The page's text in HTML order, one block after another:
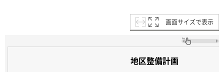
画面サイズで表示
地区整備計画